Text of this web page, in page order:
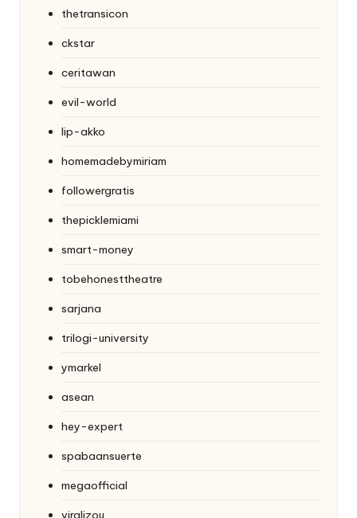
thetransicon
ckstar
ceritawan
evil-world
lip-akko
homemadebymiriam
followergratis
thepicklemiami
smart-money
tobehonesttheatre
sarjana
trilogi-university
ymarkel
asean
hey-expert
spabaansuerte
megaofficial
viralizou